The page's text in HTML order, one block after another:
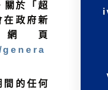
關於「超
在政府新
頁
的任何